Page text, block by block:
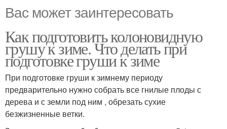
Вас может заинтересовать
Как подготовить колоновидную
грушу к зиме. Что делать при
подготовке груши к зиме
При подготовке груши к зимнему периоду
предварительно нужно собрать все гнилые плоды с
дерева и с земли под ним , обрезать сухие
безжизненные ветки.